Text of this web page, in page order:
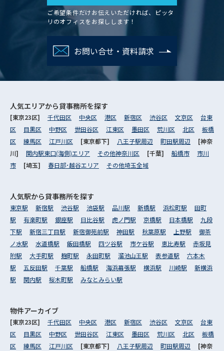
ご希望条件だけお伝えいただければ、ピッタ
リのオフィスをお探しします！
お問い合せ・資料請求
人気エリアから貸事務所を探す
[東京23区] 千代田区 中央区 港区 新宿区 渋谷区 文京区
台東
区
目黒区 中野区 世田谷区 江東区 墨田区 荒川区 北区
板橋
区
練馬区 江戸川区 [東京都下] 八王子駅周辺 町田駅周辺
[神奈
川] 関内駅東口(海側)エリア その他神奈川区 [千葉] 船橋市
市川
市
[埼玉] 春日部･越谷エリア その他埼玉全域
人気駅から貸事務所を探す
東京駅 新宿駅 渋谷駅 池袋駅 品川駅 新橋駅 浜松町駅
田町
駅
有楽町駅 銀座駅 日比谷駅 虎ノ門駅 京橋駅 日本橋駅
九段
下駅
新宿三丁目駅 新宿御苑前駅 神田駅 秋葉原駅 上野駅
御茶
ノ水駅
水道橋駅 飯田橋駅 四ツ谷駅 市ケ谷駅 恵比寿駅
赤坂見
附駅
大手町駅 麹町駅 永田町駅 溜池山王駅 表参道駅
六本木
駅
五反田駅 千葉駅 船橋駅 海浜幕張駅 横浜駅 川崎駅
新横浜
駅
関内駅 桜木町駅 みなとみらい駅
物件アーカイブ
[東京23区] 千代田区 中央区 港区 新宿区 渋谷区 文京区
台東
区
目黒区 中野区 世田谷区 江東区 墨田区 荒川区 北区
板橋
区
練馬区 江戸川区 [東京都下] 八王子駅周辺 町田駅周辺 [神奈